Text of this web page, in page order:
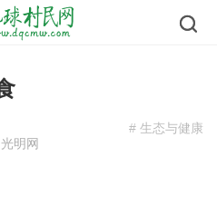
# 生态与健康
光明网